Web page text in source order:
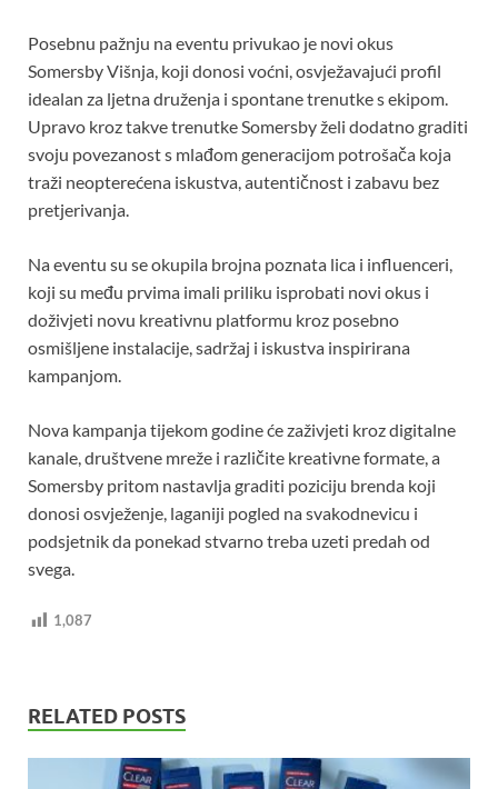
Posebnu pažnju na eventu privukao je novi okus
Somersby Višnja, koji donosi voćni, osvježavajući profil
idealan za ljetna druženja i spontane trenutke s ekipom.
Upravo kroz takve trenutke Somersby želi dodatno graditi
svoju povezanost s mlađom generacijom potrošača koja
traži neopterećena iskustva, autentičnost i zabavu bez
pretjerivanja.
Na eventu su se okupila brojna poznata lica i influenceri,
koji su među prvima imali priliku isprobati novi okus i
doživjeti novu kreativnu platformu kroz posebno
osmišljene instalacije, sadržaj i iskustva inspirirana
kampanjom.
Nova kampanja tijekom godine će zaživjeti kroz digitalne
kanale, društvene mreže i različite kreativne formate, a
Somersby pritom nastavlja graditi poziciju brenda koji
donosi osvježenje, laganiji pogled na svakodnevicu i
podsjetnik da ponekad stvarno treba uzeti predah od
svega.
1,087
RELATED POSTS